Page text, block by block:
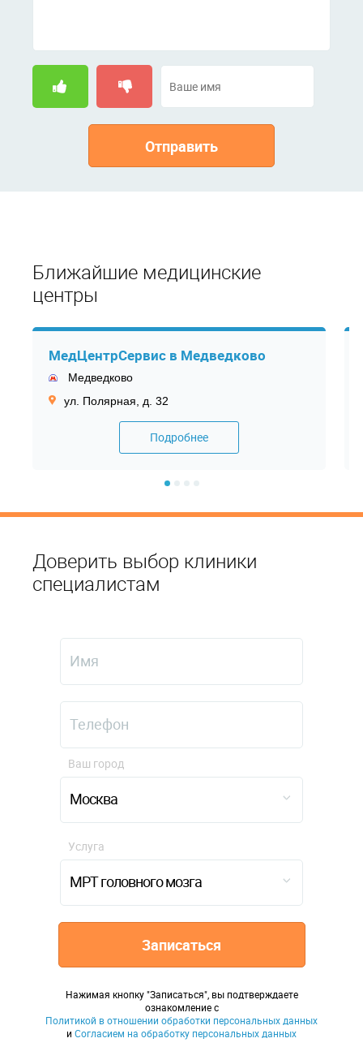
Отправить
Ближайшие медицинские
центры
МедЦентрСервис в Медведково
Медведково
ул. Полярная, д. 32
Подробнее
Доверить выбор клиники
специалистам
Москва
Ваш город
МРТ головного мозга
Услуга
Записаться
Нажимая кнопку "Записаться", вы подтверждаете
ознакомление с
Политикой в отношении обработки персональных данных
и Согласием на обработку персональных данных